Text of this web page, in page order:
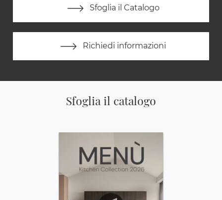
Sfoglia il Catalogo
Richiedi informazioni
Sfoglia il catalogo